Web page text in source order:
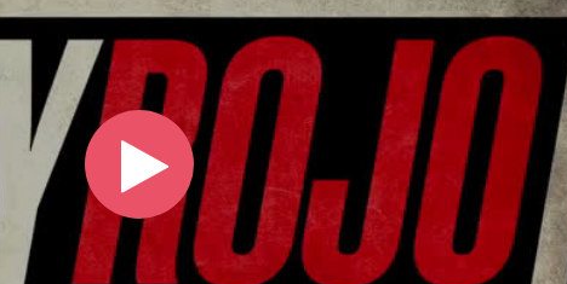
Play